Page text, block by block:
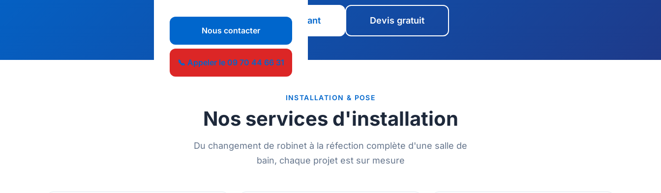
Nous contacter
📞 Appeler le 09 70 44 66 31
Appeler maintenant Devis gratuit
INSTALLATION & POSE
Nos services d'installation
Du changement de robinet à la réfection complète d'une salle de
bain, chaque projet est sur mesure